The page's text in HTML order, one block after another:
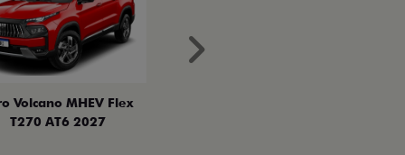
Volcano MHEV Flex
T270 AT6 2027
Próximo